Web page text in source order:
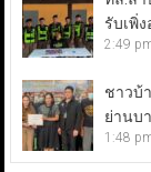
รับเพิ่
2:49
ชาวบ้
ย่านบ
1:48